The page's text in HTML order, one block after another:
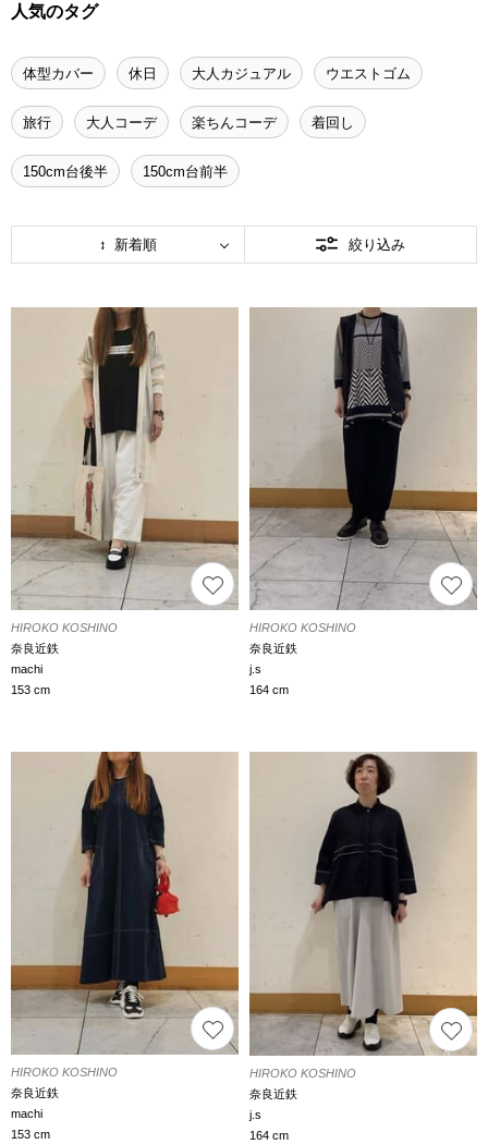
人気のタグ
体型カバー 休日 大人カジュアル ウエストゴム
旅行 大人コーデ 楽ちんコーデ 着回し
150cm台後半 150cm台前半
新着順 絞り込み
HIROKO KOSHINO
奈良近鉄
machi
153 cm
HIROKO KOSHINO
奈良近鉄
j.s
164 cm
HIROKO KOSHINO
奈良近鉄
machi
153 cm
HIROKO KOSHINO
奈良近鉄
j.s
164 cm